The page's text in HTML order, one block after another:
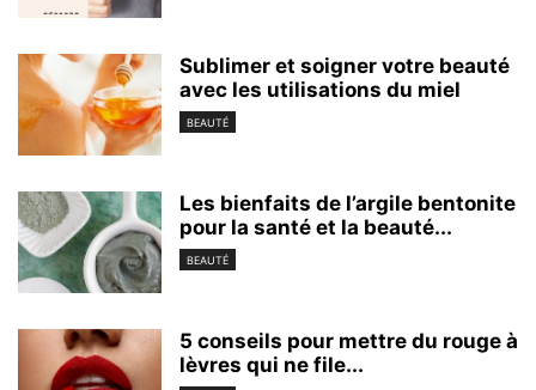
Sublimer et soigner votre beauté
avec les utilisations du miel
BEAUTÉ
Les bienfaits de l’argile bentonite
pour la santé et la beauté...
BEAUTÉ
5 conseils pour mettre du rouge à
lèvres qui ne file...